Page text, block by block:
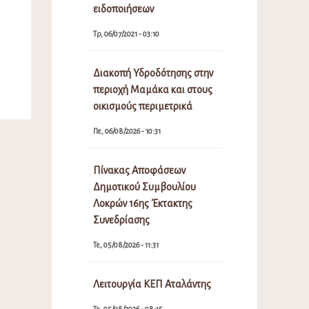
ειδοποιήσεων
Τρ, 06/07/2021 - 03:10
Διακοπή Υδροδότησης στην
περιοχή Μαμάκα και στους
οικισμούς περιμετρικά
Πε, 06/08/2026 - 10:31
Πίνακας Αποφάσεων
Δημοτικού Συμβουλίου
Λοκρών 16ης Έκτακτης
Συνεδρίασης
Τε, 05/08/2026 - 11:31
Λειτουργία ΚΕΠ Αταλάντης